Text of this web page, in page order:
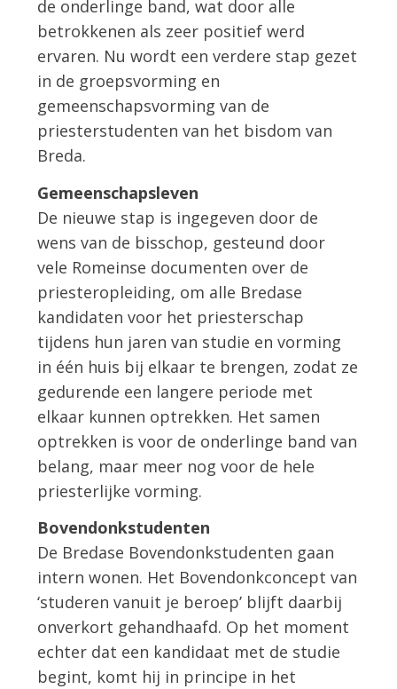
de onderlinge band, wat door alle
betrokkenen als zeer positief werd
ervaren. Nu wordt een verdere stap gezet
in de groepsvorming en
gemeenschapsvorming van de
priesterstudenten van het bisdom van
Breda.
Gemeenschapsleven
De nieuwe stap is ingegeven door de
wens van de bisschop, gesteund door
vele Romeinse documenten over de
priesteropleiding, om alle Bredase
kandidaten voor het priesterschap
tijdens hun jaren van studie en vorming
in één huis bij elkaar te brengen, zodat ze
gedurende een langere periode met
elkaar kunnen optrekken. Het samen
optrekken is voor de onderlinge band van
belang, maar meer nog voor de hele
priesterlijke vorming.
Bovendonkstudenten
De Bredase Bovendonkstudenten gaan
intern wonen. Het Bovendonkconcept van
‘studeren vanuit je beroep’ blijft daarbij
onverkort gehandhaafd. Op het moment
echter dat een kandidaat met de studie
begint, komt hij in principe in het